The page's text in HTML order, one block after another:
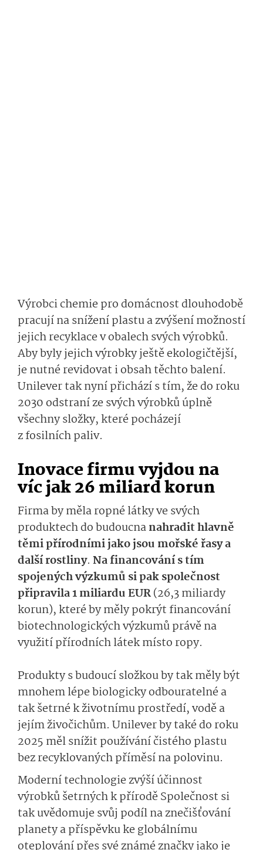
Výrobci chemie pro domácnost dlouhodobě
pracují na snížení plastu a zvýšení možností
jejich recyklace v obalech svých výrobků.
Aby byly jejich výrobky ještě ekologičtější,
je nutné revidovat i obsah těchto balení.
Unilever tak nyní přichází s tím, že do roku
2030 odstraní ze svých výrobků úplně
všechny složky, které pocházejí
z fosilních paliv.
Inovace firmu vyjdou na
víc jak 26 miliard korun
Firma by měla ropné látky ve svých
produktech do budoucnanahradit hlavně
těmi přírodními jako jsou mořské řasy a
další rostliny. Na financování s tím
spojených výzkumů si pak společnost
připravila 1 miliardu EUR(26,3 miliardy
korun), které by měly pokrýt financování
biotechnologických výzkumů právě na
využití přírodních látek místo ropy.
Produkty s budoucí složkou by tak měly být
mnohem lépe biologicky odbouratelné a
tak šetrné k životnímu prostředí, vodě a
jejím živočichům. Unilever by také do roku
2025 měl snížit používání čistého plastu
bez recyklovaných příměsí na polovinu.
Moderní technologie zvýší účinnost
výrobků šetrných k přírodě Společnost si
tak uvědomuje svůj podíl na znečišťování
planety a příspěvku ke globálnímu